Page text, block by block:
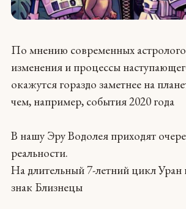
По мнению современных
изменения и процессы
окажутся гораздо заметнее на
чем, например, события 2020 года
В нашу Эру Водолея приходят
реальности.
На длительный 7-летний цикл Уран
знак Близнецы